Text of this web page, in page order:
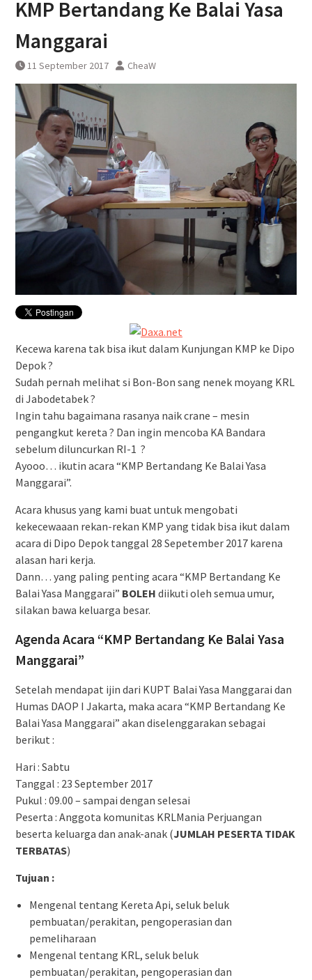
DAWONSYS
KMP Bertandang Ke Balai Yasa
Manggarai
11 September 2017 CheaW
Kecewa karena tak bisa ikut dalam Kunjungan KMP ke Dipo
Depok ?
Sudah pernah melihat si Bon-Bon sang nenek moyang KRL
di Jabodetabek ?
Ingin tahu bagaimana rasanya naik crane – mesin
pengangkut kereta ? Dan ingin mencoba KA Bandara
sebelum diluncurkan RI-1 ?
Ayooo… ikutin acara “KMP Bertandang Ke Balai Yasa
Manggarai”.
Acara khusus yang kami buat untuk mengobati
kekecewaaan rekan-rekan KMP yang tidak bisa ikut dalam
acara di Dipo Depok tanggal 28 Sepetember 2017 karena
alasan hari kerja.
Dann… yang paling penting acara “KMP Bertandang Ke
Balai Yasa Manggarai” BOLEH diikuti oleh semua umur,
silakan bawa keluarga besar.
Agenda Acara “KMP Bertandang Ke Balai Yasa
Manggarai”
Setelah mendapat ijin dari KUPT Balai Yasa Manggarai dan
Humas DAOP I Jakarta, maka acara “KMP Bertandang Ke
Balai Yasa Manggarai” akan diselenggarakan sebagai
berikut :
Hari : Sabtu
Tanggal : 23 September 2017
Pukul : 09.00 – sampai dengan selesai
Peserta : Anggota komunitas KRLMania Perjuangan
beserta keluarga dan anak-anak (JUMLAH PESERTA TIDAK
TERBATAS)
Tujuan :
Mengenal tentang Kereta Api, seluk beluk
pembuatan/perakitan, pengoperasian dan
pemeliharaan
Mengenal tentang KRL, seluk beluk
pembuatan/perakitan, pengoperasian dan